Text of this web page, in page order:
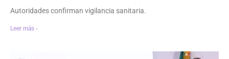
Autoridades confirman vigilancia sanitaria.
Leer más ›